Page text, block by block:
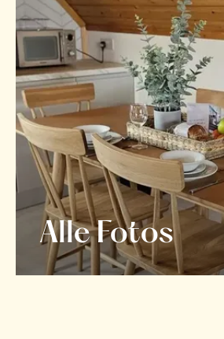
Alle Fotos